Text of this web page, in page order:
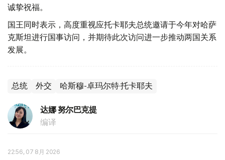
诚挚祝福。
国王同时表示，高度重视应托卡耶夫总统邀请于今年对哈萨
克斯坦进行国事访问，并期待此次访问进一步推动两国关系
发展。
总统 外交 哈斯穆-卓玛尔特·托卡耶夫
达娜 努尔巴克提
编译
22:56, 07 8月 2026